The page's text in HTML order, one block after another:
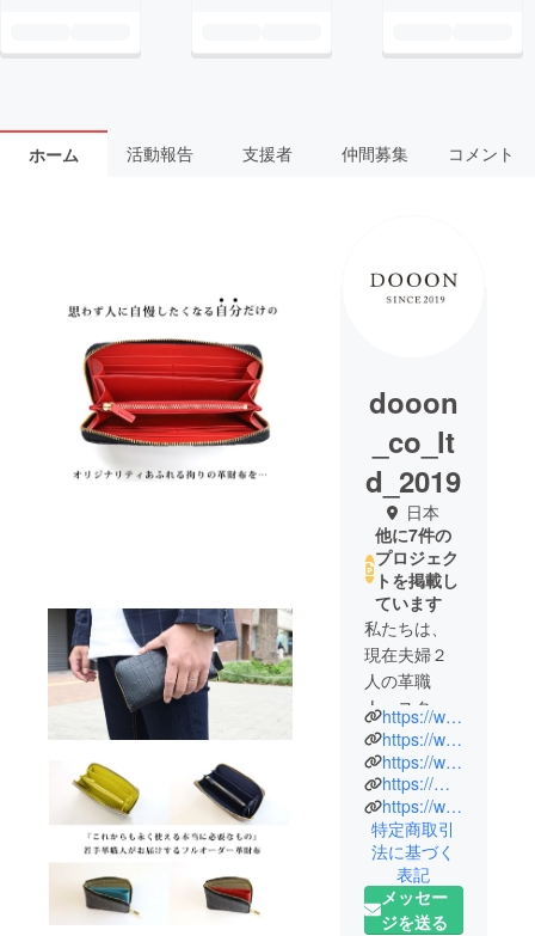
ホーム 活動報告 支援者 仲間募集 コメント
dooon
_co_lt
d_2019
日本
他に7件の
プロジェク
トを掲載し
ています
私たちは、
現在夫婦２
人の革職
人、スタッ
フさん、そ
して小さな
子どもと一
緒に
国内有数の
革の産地で
もある故郷
「姫路」に
https://www.instagram.com/superb_ateliern/
https://www.youtube.com/channel/UCKxaKoz0wI2bxP-KxpVBMkQ/featured?view_as=subscriber
https://www.rakuten.ne.jp/gold/superb-shop/
https://minne.com/@masachuu
https://www.creema.jp/c/n-factory-nf
特定商取引
法に基づく
表記
メッセー
ジを送る